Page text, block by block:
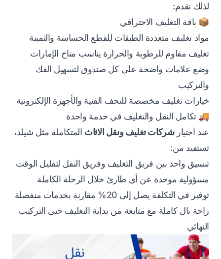
لذلك نقدم:
📦 باقة التغليف الاحترافي
مواد تغليف متعددة الطبقات للقطع الحساسة والثمينة
تغليف مقاوم للرطوبة والحرارة يناسب مناخ الإمارات
وضع علامات واضحة على كل صندوق لتسهيل الفك
والتركيب
خيارات تغليف مخصصة للتحف الفنية والأجهزة الإلكترونية
🚚 تكامل النقل والتغليف في خدمة واحدة
عند اختيارشركات تغليف ونقل الاثاث المتكاملة مثل شيلد،
تستفيد من:
تنسيق واحد بين فريق التغليف وفريق النقل لتقليل الوقت
مسؤولية موحدة عن أي طارئ خلال الرحلة الكاملة
توفير في التكلفة يصل إلى 20% مقارنة بخدمات منفصلة
راحة بال كاملة مع متابعة من بداية التغليف حتى التركيب
النهائي